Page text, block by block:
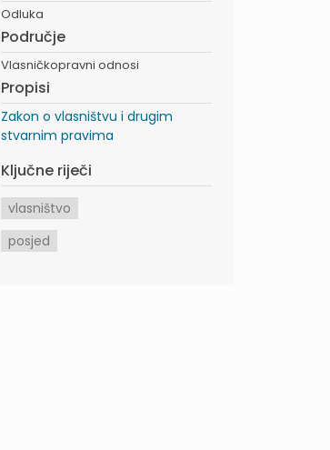
Odluka
Područje
Vlasničkopravni odnosi
Propisi
Zakon o vlasništvu i drugim
stvarnim pravima
Ključne riječi
vlasništvo
posjed